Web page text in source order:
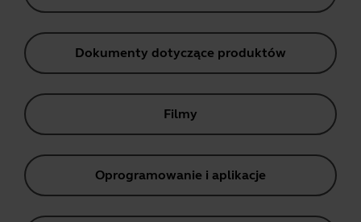
Dokumenty dotyczące produktów
Filmy
Oprogramowanie i aplikacje